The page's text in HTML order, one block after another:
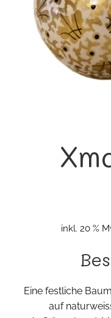
inkl. 20 %
Eine festliche
auf